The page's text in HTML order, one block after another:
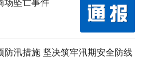
防汛措施 坚决筑牢汛期安全防线